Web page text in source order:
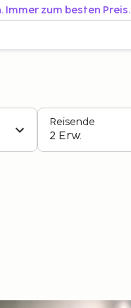
Immer zum besten Preis.
Reisende
2 Erw.